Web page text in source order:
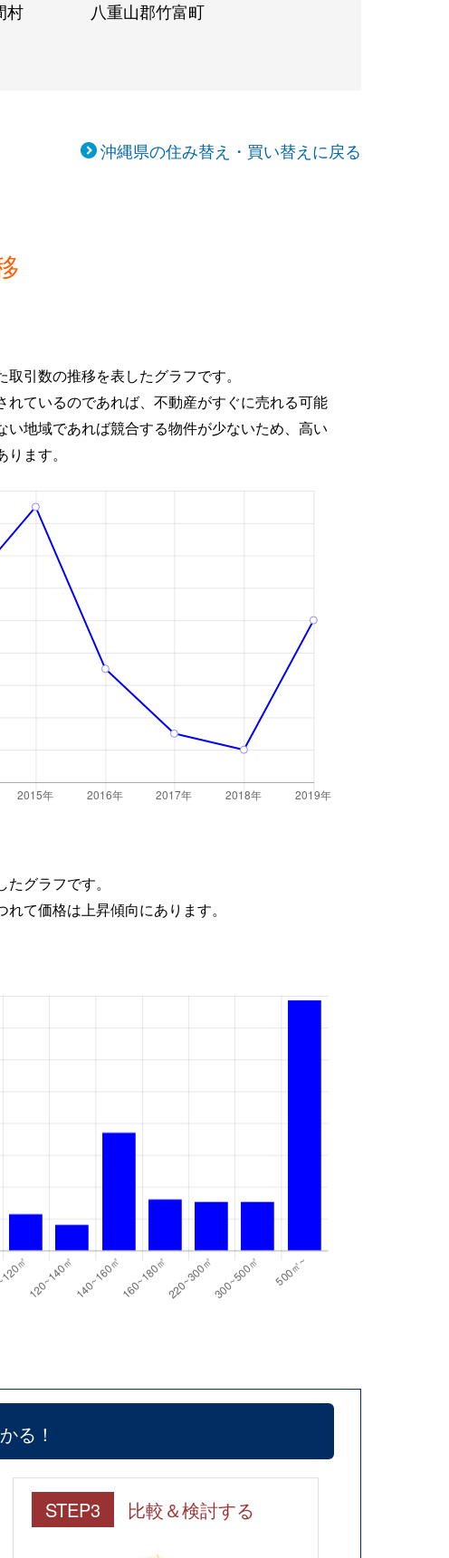
村
八重山郡竹富町
沖縄県の住み替え・買い替えに戻る
引数の推移を表したグラフです。
れているのであれば、不動産がすぐに売れる可能
い地域であれば競合する物件が少ないため、高い
ます。
グラフです。
て価格は上昇傾向にあります。
る！
STEP3 比較＆検討する